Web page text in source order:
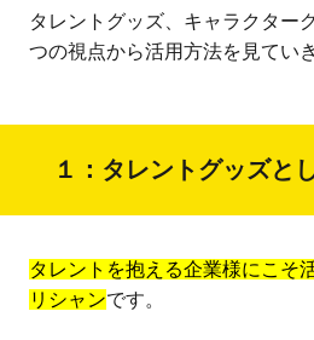
タレントグッズ、キャラクター
つの視点から活用方法を見てい
１：タレントグッズと
タレントを抱える企業様にこそ
リシャンです。